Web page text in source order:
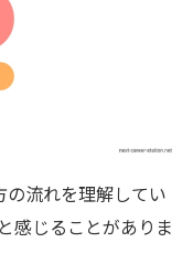
流れを理解してい
感じることがありま